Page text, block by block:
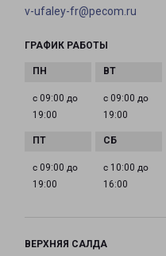
v-ufaley-fr@pecom.ru
ГРАФИК РАБОТЫ
с 09:00 до
19:00
с 09:00 до
19:00
с 09:00 до
19:00
с 10:00 до
16:00
ВЕРХНЯЯ САЛДА